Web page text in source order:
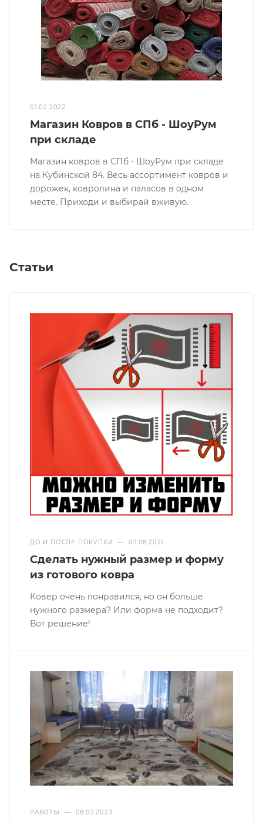
01.02.2022
Магазин Ковров в СПб - ШоуРум
при складе
Магазин ковров в СПб - ШоуРум при складе
на Кубинской 84. Весь ассортимент ковров и
дорожек, ковролина и паласов в одном
месте. Приходи и выбирай вживую.
Статьи
ДО И ПОСЛЕ ПОКУПКИ — 07.08.2021
Сделать нужный размер и форму
из готового ковра
Ковер очень понравился, но он больше
нужного размера? Или форма не подходит?
Вот решение!
РАБОТЫ — 08.02.2023